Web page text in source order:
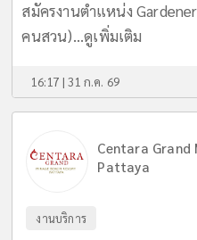
สมัครงานตำแหน่ง
คนสวน)...ดูเพิ่มเติม
16:17 | 31 ก.ค. 69
Centara Grand
Pattaya
งานบริการ